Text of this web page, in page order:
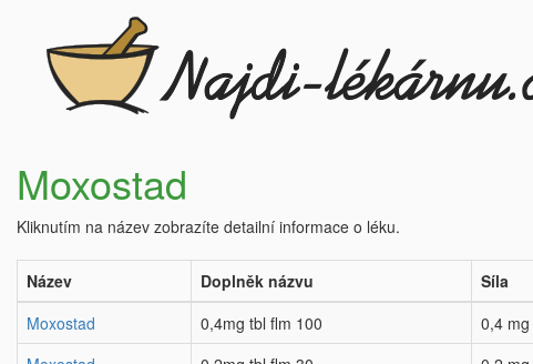
Moxostad
Kliknutím na název zobrazíte detailní informace o léku.
Název Doplněk názvu Síla
Moxostad
0,4mg tbl flm 100 0,4 mg